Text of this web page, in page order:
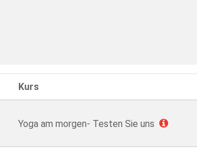
Kurs
Yoga am morgen- Testen Sie uns